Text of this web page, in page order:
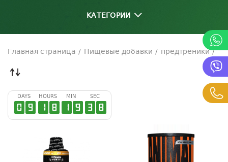
КАТЕГОРИИ
Главная страница Пищевые добавки предтреники
DAYS
0 9
HOURS
1 8
MIN
1 9
SEC
3 7